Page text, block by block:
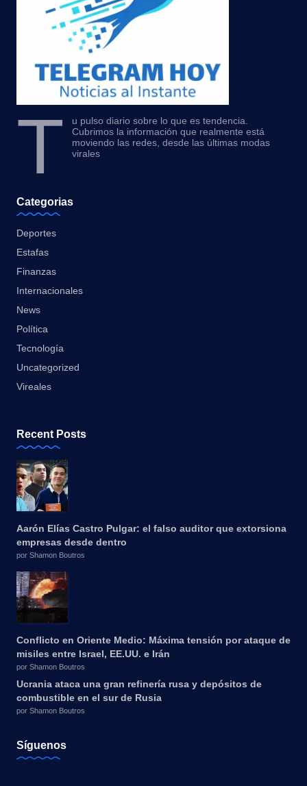
T
u pulso diario sobre lo que es tendencia.
Cubrimos la información que realmente está
moviendo las redes, desde las últimas modas
virales
Categorias
Deportes
Estafas
Finanzas
Internacionales
News
Política
Tecnología
Uncategorized
Vireales
Recent Posts
Aarón Elías Castro Pulgar: el falso auditor que extorsiona
empresas desde dentro
por Shamon Boutros
Conflicto en Oriente Medio: Máxima tensión por ataque de
misiles entre Israel, EE.UU. e Irán
por Shamon Boutros
Ucrania ataca una gran refinería rusa y depósitos de
combustible en el sur de Rusia
por Shamon Boutros
Síguenos